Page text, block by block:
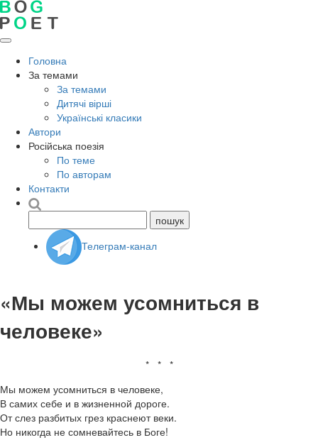
Головна
За темами
За темами
Дитячі вірші
Українські класики
Автори
Російська поезія
По теме
По авторам
Контакти
Телеграм-канал
«Мы можем усомниться в
человеке»
* * *
Мы можем усомниться в человеке,
В самих себе и в жизненной дороге.
От слез разбитых грез краснеют веки.
Но никогда не сомневайтесь в Боге!